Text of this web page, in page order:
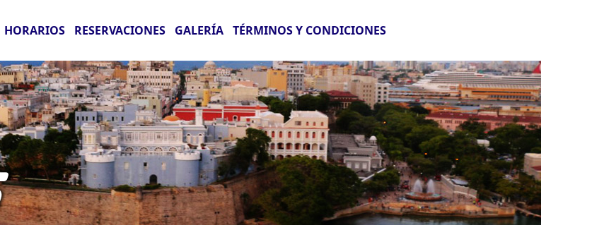
HORARIOS RESERVACIONES GALERÍA TÉRMINOS Y CONDICIONES